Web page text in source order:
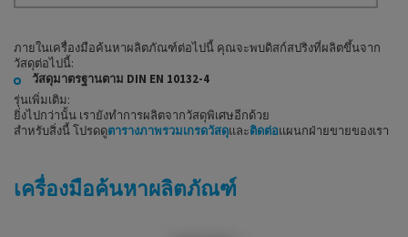
ภายในเครื่องมือค้นหาผลิตภัณฑ์ต่อไปนี้ คุณจะพบดิสก์สปริงที่ผลิตขึ้นจาก
วัสดุต่อไปนี้:
วัสดุมาตรฐานตาม DIN EN 10132-4
รุ่นเพิ่มเติม:
ยิ่งไปกว่านั้น เรายังทำการผลิตจากวัสดุพิเศษอีกด้วย
สำหรับสิ่งนี้ โปรดดูตารางภาพรวมเกรดวัสดุและติดต่อแผนกฝ่ายขายของเรา
เครื่องมือค้นหาผลิตภัณฑ์